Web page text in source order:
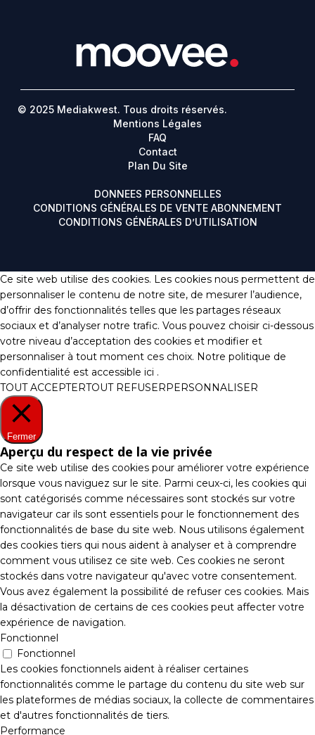
© 2025 Mediakwest. Tous droits réservés.
Mentions Légales
FAQ
Contact
Plan Du Site
DONNEES PERSONNELLES
CONDITIONS GÉNÉRALES DE VENTE ABONNEMENT
CONDITIONS GÉNÉRALES D’UTILISATION
Ce site web utilise des cookies. Les cookies nous permettent de
personnaliser le contenu de notre site, de mesurer l’audience,
d’offrir des fonctionnalités telles que les partages réseaux
sociaux et d’analyser notre trafic. Vous pouvez choisir ci-dessous
votre niveau d’acceptation des cookies et modifier et
personnaliser à tout moment ces choix. Notre politique de
confidentialité est accessible ici .
TOUT ACCEPTERTOUT REFUSERPERSONNALISER
Fermer
Aperçu du respect de la vie privée
Ce site web utilise des cookies pour améliorer votre expérience
lorsque vous naviguez sur le site. Parmi ceux-ci, les cookies qui
sont catégorisés comme nécessaires sont stockés sur votre
navigateur car ils sont essentiels pour le fonctionnement des
fonctionnalités de base du site web. Nous utilisons également
des cookies tiers qui nous aident à analyser et à comprendre
comment vous utilisez ce site web. Ces cookies ne seront
stockés dans votre navigateur qu'avec votre consentement.
Vous avez également la possibilité de refuser ces cookies. Mais
la désactivation de certains de ces cookies peut affecter votre
expérience de navigation.
Fonctionnel
Fonctionnel
Les cookies fonctionnels aident à réaliser certaines
fonctionnalités comme le partage du contenu du site web sur
les plateformes de médias sociaux, la collecte de commentaires
et d'autres fonctionnalités de tiers.
Performance